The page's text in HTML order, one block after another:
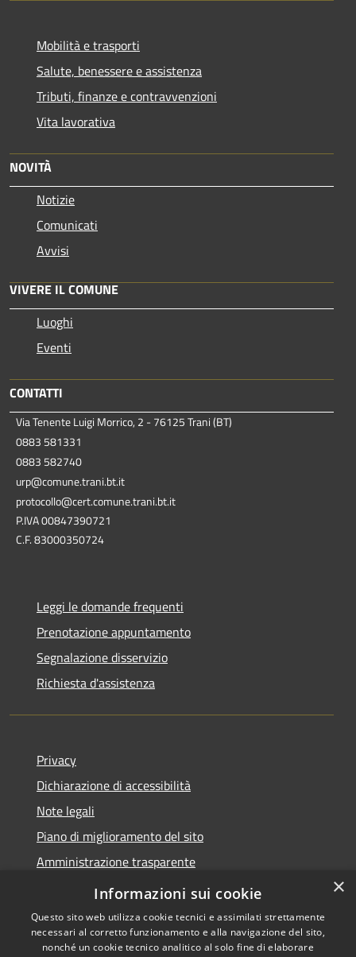
Mobilità e trasporti
Salute, benessere e assistenza
Tributi, finanze e contravvenzioni
Vita lavorativa
NOVITÀ
Notizie
Comunicati
Avvisi
VIVERE IL COMUNE
Luoghi
Eventi
CONTATTI
Via Tenente Luigi Morrico, 2 - 76125 Trani (BT)
0883 581331
0883 582740
urp@comune.trani.bt.it
protocollo@cert.comune.trani.bt.it
P.IVA 00847390721
C.F. 83000350724
Leggi le domande frequenti
Prenotazione appuntamento
Segnalazione disservizio
Richiesta d'assistenza
Privacy
Dichiarazione di accessibilità
Note legali
Piano di miglioramento del sito
Amministrazione trasparente
Albo Pretorio
×
Informazioni sui cookie
Questo sito web utilizza cookie tecnici e assimilati strettamente
necessari al corretto funzionamento e alla navigazione del sito,
nonché un cookie tecnico analitico al solo fine di elaborare